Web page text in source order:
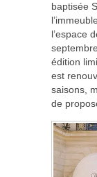
baptisée
l’espace
édition
est
saisons,
de